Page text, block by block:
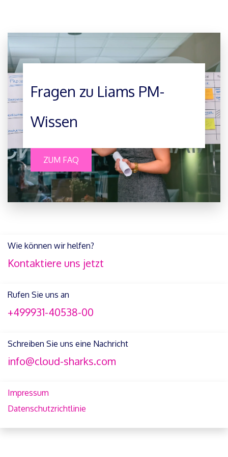
Fragen zu Liams PM-
Wissen
ZUM FAQ
Wie können wir helfen?
Kontaktiere uns jetzt
Rufen Sie uns an
+499931-40538-00
Schreiben Sie uns eine Nachricht
info@cloud-sharks.com
Impressum
Datenschutzrichtlinie